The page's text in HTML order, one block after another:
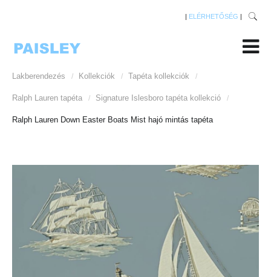
| ELÉRHETŐSÉG |
Lakberendezés / Kollekciók / Tapéta kollekciók /
Ralph Lauren tapéta / Signature Islesboro tapéta kollekció /
Ralph Lauren Down Easter Boats Mist hajó mintás tapéta